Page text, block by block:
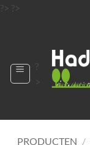
?> ?>
?
PRODUCTEN /